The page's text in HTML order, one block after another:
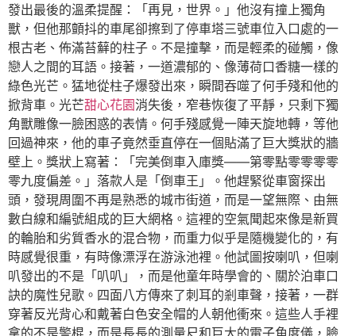
發出最後的溫柔提醒：「再見，世界。」他沒有撞上獨角
獸，但他那顫抖的車尾卻擦到了停車塔三號車位入口處的一
根古老、佈滿苔蘚的柱子。不是撞擊，而是輕柔的碰觸，像
戀人之間的耳語。接著，一道濃郁的、像薄荷口香糖一樣的
綠色光芒。猛地從柱子爆發出來，瞬間吞噬了何手殘和他的
掀背車。光芒甜心花園消失後，窄巷恢復了平靜，只剩下獨
角獸雕像一臉困惑的表情。何手殘感覺一陣天旋地轉，等他
回過神來，他的車子竟然垂直停在一個貼滿了巨大獎狀的牆
壁上。獎狀上寫著：「完美倒車入庫獎——第零點零零零零
零九度偏差。」落款人是「倒車王」。他趕緊從車窗探出
頭，發現周圍不再是熟悉的城市街道，而是一望無際、由無
數白線和編號組成的巨大網格。這裡的空氣聞起來像是新買
的輪胎和劣質香水的混合物，而重力似乎是隨機變化的，有
時感覺很重，有時像漂浮在游泳池裡。他試圖按喇叭，但喇
叭發出的不是「叭叭」，而是他童年時學會的、關於泊車口
訣的魔性兒歌。四面八方傳來了刺耳的剎車聲，接著，一群
穿著反光背心和戴著白色安全帽的人朝他衝來。這些人手裡
拿的不是警棍，而是長長的測量尺和巨大的電子角度儀，臉